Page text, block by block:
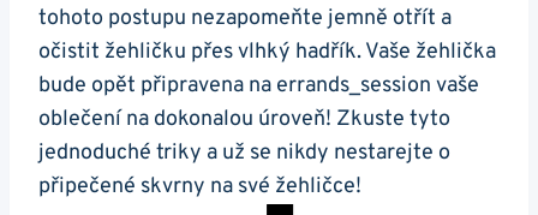
tohoto postupu ​nezapomeňte jemně‌ otřít a
očistit žehličku ‌přes vlhký hadřík. Vaše žehlička
bude ⁤opět připravena na errands_session vaše
‌oblečení na dokonalou⁢ úroveň! Zkuste tyto
jednoduché triky a už ⁤se nikdy nestarejte o
připečené skvrny na své žehličce!